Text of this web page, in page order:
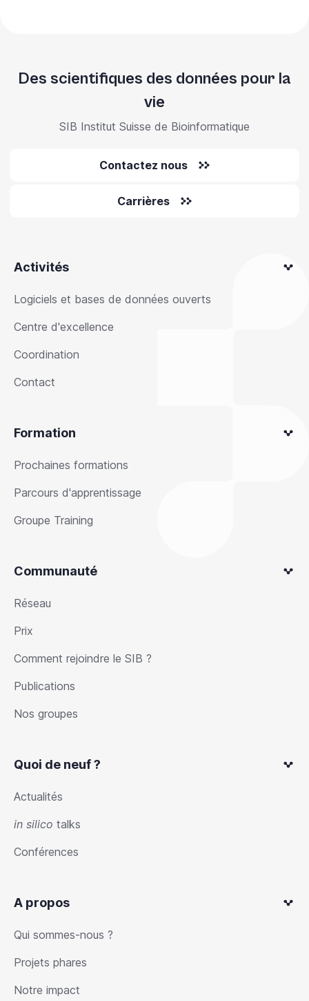
Des scientifiques des données pour la
vie
SIB Institut Suisse de Bioinformatique
Contactez nous
Carrières
Activités
Logiciels et bases de données ouverts
Centre d'excellence
Coordination
Contact
Formation
Prochaines formations
Parcours d'apprentissage
Groupe Training
Communauté
Réseau
Prix
Comment rejoindre le SIB ?
Publications
Nos groupes
Quoi de neuf ?
Actualités
in silico talks
Conférences
A propos
Qui sommes-nous ?
Projets phares
Notre impact